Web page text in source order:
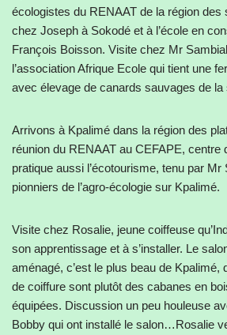
écologistes du RENAAT de la région
chez Joseph à Sokodé et à l’école en
François Boisson. Visite chez Mr
l’association Afrique Ecole qui tient une
avec élevage de canards sauvages de la
Arrivons à Kpalimé dans la région des
réunion du RENAAT au CEFAPE, centre
pratique aussi l’écotourisme, tenu par Mr
pionniers de l’agro-écologie sur Kpalimé.
Visite chez Rosalie, jeune coiffeuse
son apprentissage et à s’installer. Le
aménagé, c’est le plus beau de Kpalimé,
de coiffure sont plutôt des cabanes en
équipées. Discussion un peu houleuse
Bobby qui ont installé le salon…Rosalie